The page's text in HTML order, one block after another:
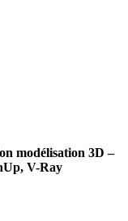
modélisation 3D –
V-Ray